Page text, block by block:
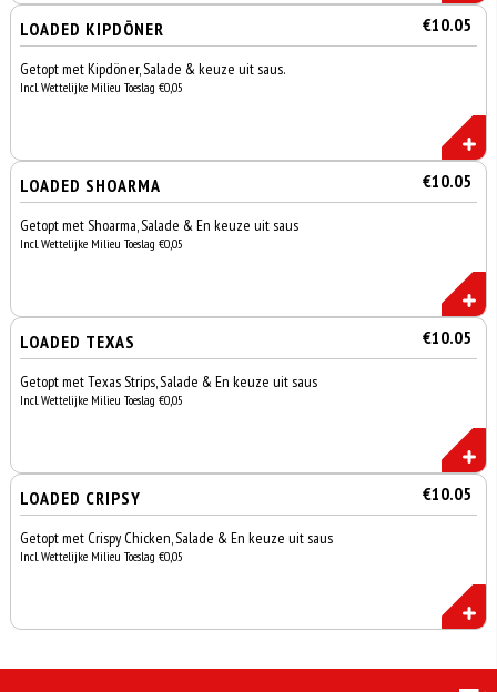
LOADED KIPDÖNER €10.05
Getopt met Kipdöner, Salade & keuze uit saus.
Incl. Wettelijke Milieu Toeslag €0,05
LOADED SHOARMA €10.05
Getopt met Shoarma, Salade & En keuze uit saus
Incl. Wettelijke Milieu Toeslag €0,05
LOADED TEXAS €10.05
Getopt met Texas Strips, Salade & En keuze uit saus
Incl. Wettelijke Milieu Toeslag €0,05
LOADED CRIPSY €10.05
Getopt met Crispy Chicken, Salade & En keuze uit saus
Incl. Wettelijke Milieu Toeslag €0,05